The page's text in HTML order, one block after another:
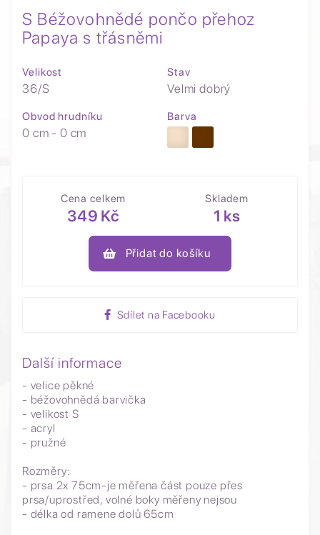
S Béžovohnědé pončo přehoz
Papaya s třásněmi
Velikost
36/S
Stav
Velmi dobrý
Obvod hrudníku
0 cm - 0 cm
Barva
Cena celkem
349 Kč
Skladem
1 ks
Přidat do košíku
Sdílet na Facebooku
Další informace
- velice pěkné
- béžovohnědá barvička
- velikost S
- acryl
- pružné
Rozměry:
- prsa 2x 75cm-je měřena část pouze přes
prsa/uprostřed, volné boky měřeny nejsou
- délka od ramene dolů 65cm